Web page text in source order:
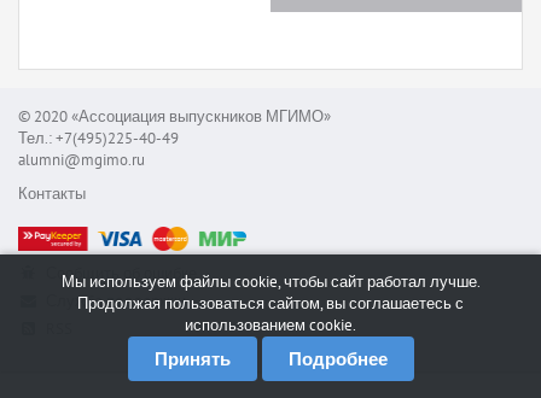
© 2020 «Ассоциация выпускников МГИМО»
Тел.: +7(495)225-40-49
alumni@mgimo.ru
Контакты
Сообщить об ошибке
Служба поддержки
Мы используем файлы cookie, чтобы сайт работал лучше.
Продолжая пользоваться сайтом, вы соглашаетесь с
использованием cookie.
Принять Подробнее